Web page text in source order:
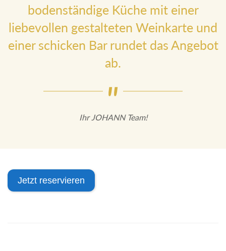
bodenständige Küche mit einer
liebevollen gestalteten Weinkarte
und einer schicken Bar rundet das
Angebot ab.
Ihr JOHANN Team!
Jetzt reservieren